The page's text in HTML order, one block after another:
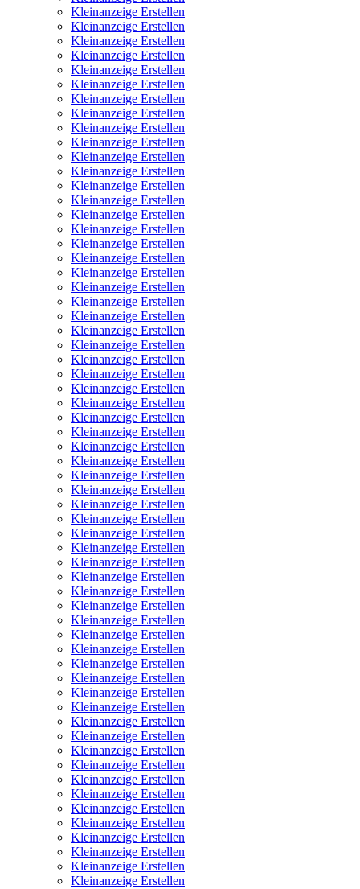
Kleinanzeige Erstellen
Kleinanzeige Erstellen
Kleinanzeige Erstellen
Kleinanzeige Erstellen
Kleinanzeige Erstellen
Kleinanzeige Erstellen
Kleinanzeige Erstellen
Kleinanzeige Erstellen
Kleinanzeige Erstellen
Kleinanzeige Erstellen
Kleinanzeige Erstellen
Kleinanzeige Erstellen
Kleinanzeige Erstellen
Kleinanzeige Erstellen
Kleinanzeige Erstellen
Kleinanzeige Erstellen
Kleinanzeige Erstellen
Kleinanzeige Erstellen
Kleinanzeige Erstellen
Kleinanzeige Erstellen
Kleinanzeige Erstellen
Kleinanzeige Erstellen
Kleinanzeige Erstellen
Kleinanzeige Erstellen
Kleinanzeige Erstellen
Kleinanzeige Erstellen
Kleinanzeige Erstellen
Kleinanzeige Erstellen
Kleinanzeige Erstellen
Kleinanzeige Erstellen
Kleinanzeige Erstellen
Kleinanzeige Erstellen
Kleinanzeige Erstellen
Kleinanzeige Erstellen
Kleinanzeige Erstellen
Kleinanzeige Erstellen
Kleinanzeige Erstellen
Kleinanzeige Erstellen
Kleinanzeige Erstellen
Kleinanzeige Erstellen
Kleinanzeige Erstellen
Kleinanzeige Erstellen
Kleinanzeige Erstellen
Kleinanzeige Erstellen
Kleinanzeige Erstellen
Kleinanzeige Erstellen
Kleinanzeige Erstellen
Kleinanzeige Erstellen
Kleinanzeige Erstellen
Kleinanzeige Erstellen
Kleinanzeige Erstellen
Kleinanzeige Erstellen
Kleinanzeige Erstellen
Kleinanzeige Erstellen
Kleinanzeige Erstellen
Kleinanzeige Erstellen
Kleinanzeige Erstellen
Kleinanzeige Erstellen
Kleinanzeige Erstellen
Kleinanzeige Erstellen
Kleinanzeige Erstellen